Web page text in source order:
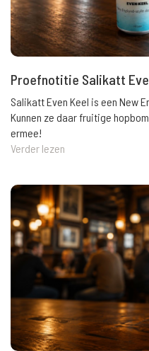
Proefnotitie Salikatt
Salikatt Even Keel is een New
Kunnen ze daar fruitige
ermee!
Verder lezen